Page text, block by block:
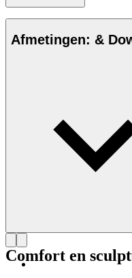
De designstudio EOOS,
benadering van het
Afmetingen: &
Comfort en